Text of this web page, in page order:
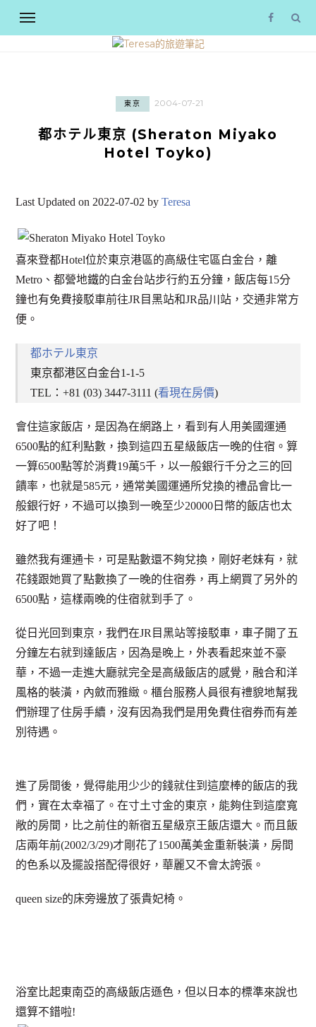
東京 2004-07-21
都ホテル東京 (Sheraton Miyako
Hotel Toyko)
Last Updated on 2022-07-02 byTeresa
喜來登都Hotel位於東京港區的高級住宅區白金台，離
Metro、都營地鐵的白金台站步行約五分鐘，飯店每15分
鐘也有免費接駁車前往JR目黑站和JR品川站，交通非常方
便。
都ホテル東京
東京都港区白金台1-1-5
TEL：+81 (03) 3447-3111 (看現在房價)
會住這家飯店，是因為在網路上，看到有人用美國運通
6500點的紅利點數，換到這四五星級飯店一晚的住宿。算
一算6500點等於消費19萬5千，以一般銀行千分之三的回
饋率，也就是585元，通常美國運通所兌換的禮品會比一
般銀行好，不過可以換到一晚至少20000日幣的飯店也太
好了吧！
雖然我有運通卡，可是點數還不夠兌換，剛好老妹有，就
花錢跟她買了點數換了一晚的住宿券，再上網買了另外的
6500點，這樣兩晚的住宿就到手了。
從日光回到東京，我們在JR目黑站等接駁車，車子開了五
分鐘左右就到達飯店，因為是晚上，外表看起來並不豪
華，不過一走進大廳就完全是高級飯店的感覺，融合和洋
風格的裝潢，內斂而雅緻。櫃台服務人員很有禮貌地幫我
們辦理了住房手續，沒有因為我們是用免費住宿券而有差
別待遇。
進了房間後，覺得能用少少的錢就住到這麼棒的飯店的我
們，實在太幸福了。在寸土寸金的東京，能夠住到這麼寬
敞的房間，比之前住的新宿五星級京王飯店還大。而且飯
店兩年前(2002/3/29)才剛花了1500萬美金重新裝潢，房間
的色系以及擺設搭配得很好，華麗又不會太誇張。
queen size的床旁邊放了張貴妃椅。
浴室比起東南亞的高級飯店遜色，但以日本的標準來說也
還算不錯啦!